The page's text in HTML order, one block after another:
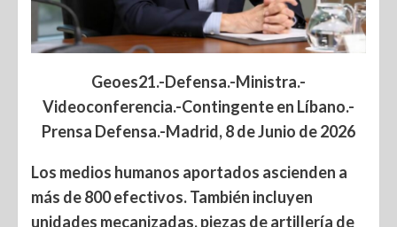
Geoes21.-Defensa.-Ministra.-
Videoconferencia.-Contingente en Líbano.-
Prensa Defensa.-Madrid, 8 de Junio de 2026
Los medios humanos aportados ascienden a
más de 800 efectivos. También incluyen
unidades mecanizadas, piezas de artillería de